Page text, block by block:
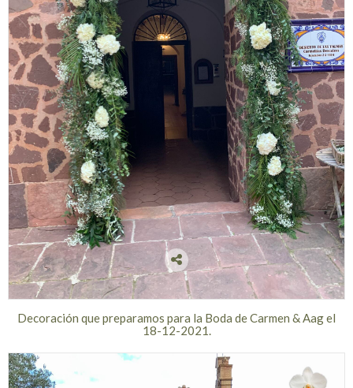
Decoración que preparamos para la Boda de Carmen & Aag el
18-12-2021.